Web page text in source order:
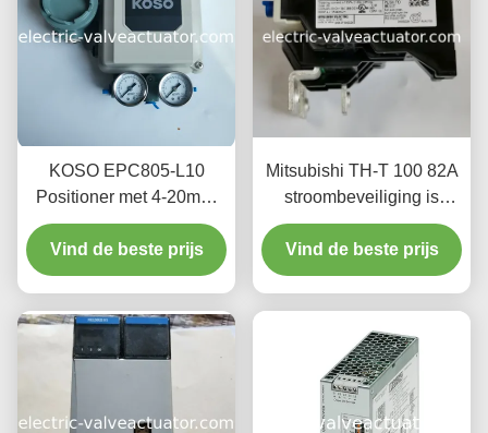
KOSO EPC805-L10
Positioner met 4-20mA-
invoer voor
drukregelsystemen
Vind de beste prijs
Mitsubishi TH-T 100 82A
stroombeveiliging is
geschikt voor elektriciteit
met hoge stroomsterkte.
Vind de beste prijs